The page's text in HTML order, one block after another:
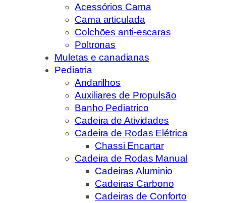
Acessórios Cama
Cama articulada
Colchões anti-escaras
Poltronas
Muletas e canadianas
Pediatria
Andarilhos
Auxiliares de Propulsão
Banho Pediatrico
Cadeira de Atividades
Cadeira de Rodas Elétrica
Chassi Encartar
Cadeira de Rodas Manual
Cadeiras Aluminio
Cadeiras Carbono
Cadeiras de Conforto